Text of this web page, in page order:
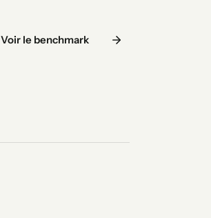
Voir le benchmark